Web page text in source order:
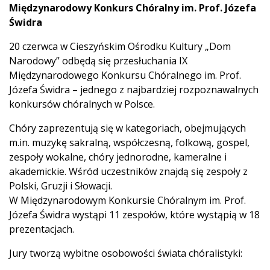
Międzynarodowy Konkurs Chóralny im. Prof. Józefa
Świdra
20 czerwca w Cieszyńskim Ośrodku Kultury „Dom
Narodowy” odbędą się przesłuchania IX
Międzynarodowego Konkursu Chóralnego im. Prof.
Józefa Świdra – jednego z najbardziej rozpoznawalnych
konkursów chóralnych w Polsce.
Chóry zaprezentują się w kategoriach, obejmujących
m.in. muzykę sakralną, współczesną, folkową, gospel,
zespoły wokalne, chóry jednorodne, kameralne i
akademickie. Wśród uczestników znajdą się zespoły z
Polski, Gruzji i Słowacji.
W Międzynarodowym Konkursie Chóralnym im. Prof.
Józefa Świdra wystąpi 11 zespołów, które wystąpią w 18
prezentacjach.
Jury tworzą wybitne osobowości świata chóralistyki: